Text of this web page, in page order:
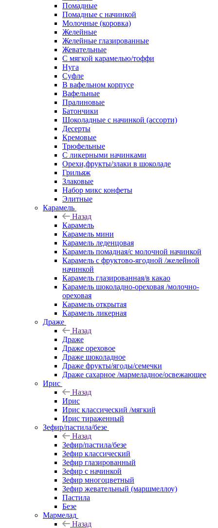
Помадные
Помадные с начинкой
Молочные (коровка)
Желейные
Желейные глазированные
Жевательные
С мягкой карамелью/тоффи
Нуга
Суфле
В вафельном корпусе
Вафельные
Пралиновые
Батончики
Шоколадные с начинкой (ассорти)
Десерты
Кремовые
Трюфельные
С ликерными начинками
Орехи,фрукты/злаки в шоколаде
Грильяж
Злаковые
Набор микс конфеты
Элитные
Карамель
Назад
Карамель
Карамель мини
Карамель леденцовая
Карамель помадная/с молочной начинкой
Карамель с фруктово-ягодной /желейной
начинкой
Карамель глазированная/в какао
Карамель шоколадно-ореховая /молочно-
ореховая
Карамель открытая
Карамель ликерная
Драже
Назад
Драже
Драже ореховое
Драже шоколадное
Драже фрукты/ягоды/семечки
Драже сахарное /мармеладное/освежающее
Ирис
Назад
Ирис
Ирис классический /мягкий
Ирис тираженный
Зефир/пастила/безе
Назад
Зефир/пастила/безе
Зефир классический
Зефир глазированный
Зефир с начинкой
Зефир многоцветный
Зефир жевательный (маршмеллоу)
Пастила
Безе
Мармелад
Назад